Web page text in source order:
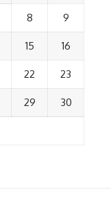
8 9
15 16
22 23
29 30